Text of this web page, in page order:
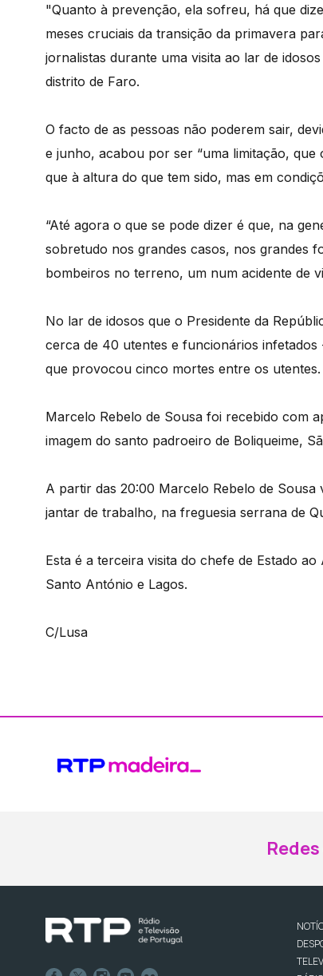
"Quanto à prevenção, ela sofreu, há que
meses cruciais da transição da primavera
jornalistas durante uma visita ao lar de
distrito de Faro.
O facto de as pessoas não poderem sair,
e junho, acabou por ser “uma limitação,
que à altura do que tem sido, mas em
“Até agora o que se pode dizer é que, na
sobretudo nos grandes casos, nos grandes
bombeiros no terreno, um num acidente de
No lar de idosos que o Presidente da
cerca de 40 utentes e funcionários
que provocou cinco mortes entre os utentes.
Marcelo Rebelo de Sousa foi recebido com
imagem do santo padroeiro de Boliqueime,
A partir das 20:00 Marcelo Rebelo de
jantar de trabalho, na freguesia serrana de
Esta é a terceira visita do chefe de Estado
Santo António e Lagos.
C/Lusa